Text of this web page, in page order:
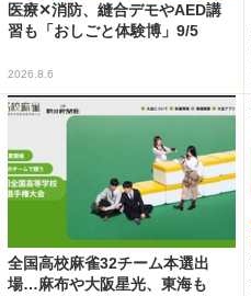
医療✕消防、縫合デモやAED講
習も「おしごと体験博」9/5
2026.8.6
全国高校麻雀32チーム本選出
場…麻布や大阪星光、東海も